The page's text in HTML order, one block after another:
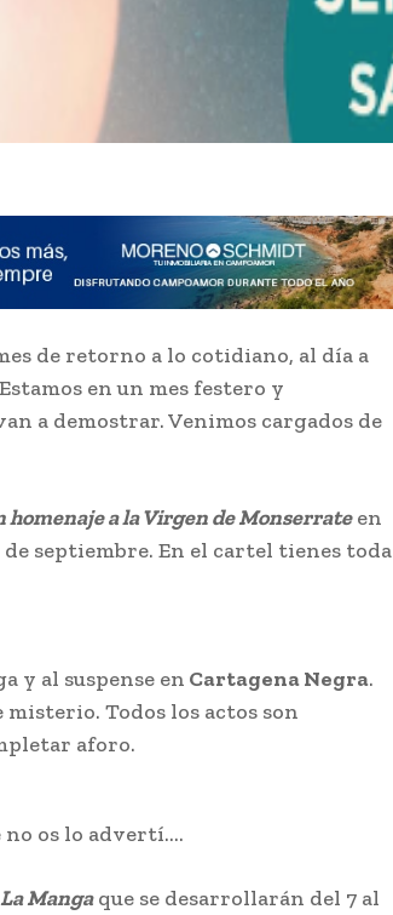
de retorno a lo cotidiano, al día a
en un mes festero y
a demostrar. Venimos cargados de
homenaje a la Virgen de Monserrateen
septiembre. En el cartel tienes toda
y al suspense en Cartagena Negra.
Todos los actos son
aforo.
no os lo advertí….
Mangaque se desarrollarán del 7 al